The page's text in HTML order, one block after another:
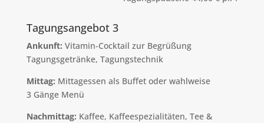
Tagungsangebot 3
Ankunft: Vitamin-Cocktail zur Begrüßung
Tagungsgetränke, Tagungstechnik
Mittag: Mittagessen als Buffet oder wahlweise
3 Gänge Menü
Nachmittag: Kaffee, Kaffeespezialitäten, Tee &